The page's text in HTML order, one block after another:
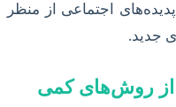
اجتماعی از منظر
جدید.
از روش‌های کمی